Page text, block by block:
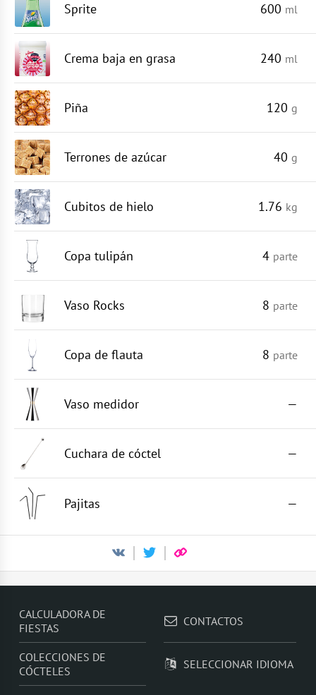
Sprite 600 ml
Crema baja en grasa 240 ml
Piña 120 g
Terrones de azúcar 40 g
Cubitos de hielo 1.76 kg
Copa tulipán 4 parte
Vaso Rocks 8 parte
Copa de flauta 8 parte
Vaso medidor —
Cuchara de cóctel —
Pajitas —
CALCULADORA DE
FIESTAS
COLECCIONES DE
CÓCTELES
CONTACTOS
SELECCIONAR IDIOMA